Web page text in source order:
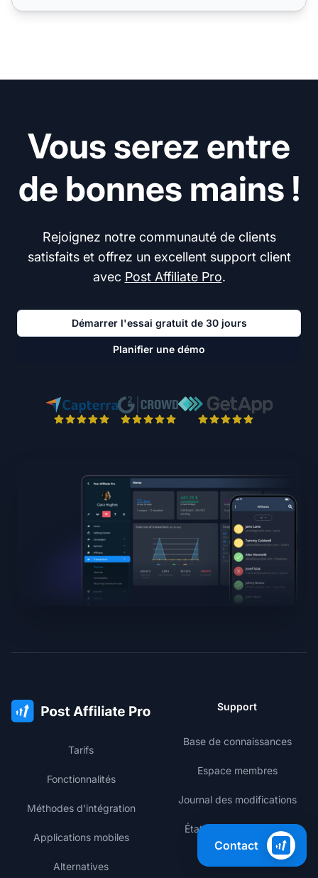
Vous serez entre
de bonnes mains !
Rejoignez notre communauté de clients
satisfaits et offrez un excellent support client
avec Post Affiliate Pro.
Démarrer l'essai gratuit de 30 jours
Planifier une démo
Tarifs
Fonctionnalités
Méthodes d'intégration
Applications mobiles
Alternatives
Support
Base de connaissances
Espace membres
Journal des modifications
État des performances
Contact